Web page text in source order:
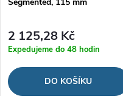
d
u
o
d
2 125,28 Kč
Expedujeme do 48 hodin
DO KOŠÍKU